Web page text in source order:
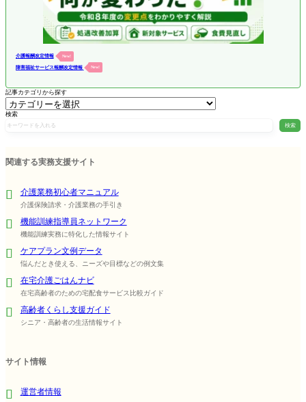
介護報酬改定情報 New!
障害福祉サービス報酬改定情報 New!
記事カテゴリから探す
検索
検索
関連する実務支援サイト
介護業務初心者マニュアル
介護保険請求・介護業務の手引き
機能訓練指導員ネットワーク
機能訓練実務に特化した情報サイト
ケアプラン文例データ
悩んだとき使える、ニーズや目標などの例文集
在宅介護ごはんナビ
在宅高齢者のための宅配食サービス比較ガイド
高齢者くらし支援ガイド
シニア・高齢者の生活情報サイト
サイト情報
運営者情報